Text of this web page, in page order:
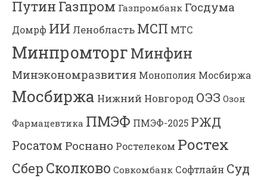
Путин Газпром Газпромбанк Госдума
Домрф ИИ Ленобласть МСП МТС
МинпромторгМинфин
Минэкономразвития Монополия Мосбиржа
Мосбиржа Нижний Новгород ОЭЗ Озон
Фармацевтика ПМЭФ ПМЭФ-2025 РЖД
Росатом Роснано Ростелеком Ростех
Сбер Сколково Совкомбанк Софтлайн Суд